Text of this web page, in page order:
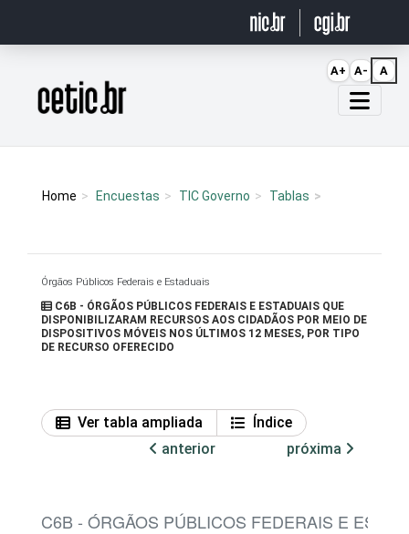
Página inicial
Home Encuestas TIC Governo Tablas
Órgãos Públicos Federais e Estaduais
C6B - ÓRGÃOS PÚBLICOS FEDERAIS E ESTADUAIS QUE
DISPONIBILIZARAM RECURSOS AOS CIDADÃOS POR MEIO DE
DISPOSITIVOS MÓVEIS NOS ÚLTIMOS 12 MESES, POR TIPO
DE RECURSO OFERECIDO
Ver tabla ampliada
Índice
anterior
próxima
C6B - ÓRGÃOS PÚBLICOS FEDERAIS E
A+ A- A